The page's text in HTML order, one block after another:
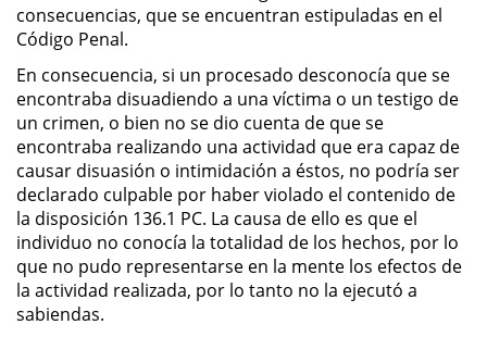
Posesión De Parafernalia De
Posesión De Una Sustancia
Controlada Para La Venta
Posesión De Metanfetamina
Posesión de Marihuana para la
Venta
El Programa de Desviación
consecuencias, que se encuentran estipuladas en el
Código Penal.
En consecuencia, si un procesado desconocía que se
encontraba disuadiendo a una víctima o un testigo de
un crimen, o bien no se dio cuenta de que se
encontraba realizando una actividad que era capaz de
causar disuasión o intimidación a éstos, no podría ser
declarado culpable por haber violado el contenido de
la disposición 136.1 PC. La causa de ello es que el
individuo no conocía la totalidad de los hechos, por lo
que no pudo representarse en la mente los efectos de
la actividad realizada, por lo tanto no la ejecutó a
sabiendas.